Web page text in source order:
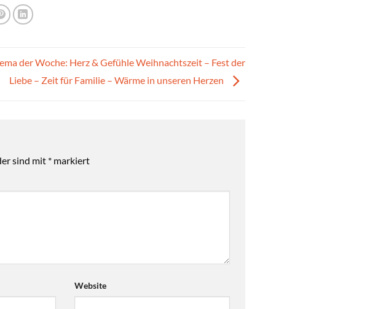
der Woche: Herz & Gefühle Weihnachtszeit – Fest der
Liebe – Zeit für Familie – Wärme in unseren Herzen
sind mit * markiert
Website